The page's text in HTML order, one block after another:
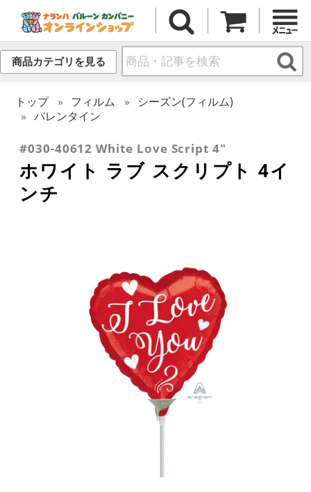
商品カテゴリを見る
トップ フィルム
シーズン(フィルム)
バレンタイン
#030-40612 White Love Script 4"
ホワイト ラブ スクリプト 4イ
ンチ